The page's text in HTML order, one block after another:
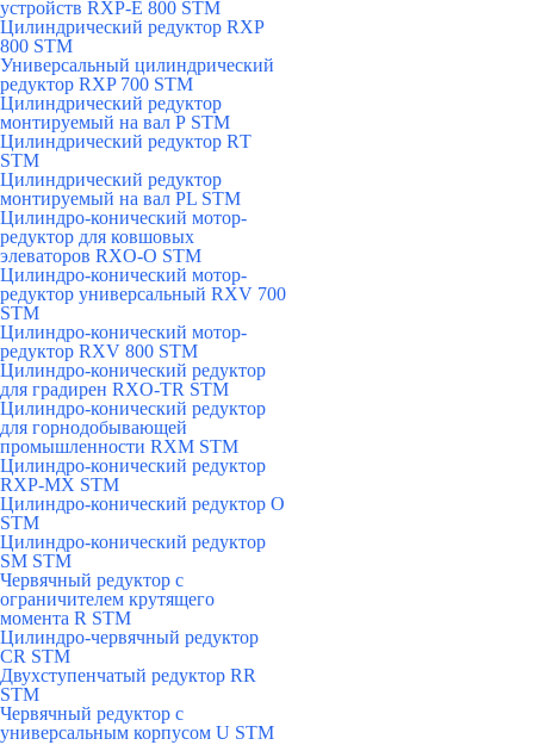
устройств RXP-E 800 STM
Цилиндрический редуктор RXP
800 STM
Универсальный цилиндрический
редуктор RXP 700 STM
Цилиндрический редуктор
монтируемый на вал Р STM
Цилиндрический редуктор RТ
STM
Цилиндрический редуктор
монтируемый на вал РL STM
Цилиндро-конический мотор-
редуктор для ковшовых
элеваторов RXO-O STM
Цилиндро-конический мотор-
редуктор универсальный RXV 700
STM
Цилиндро-конический мотор-
редуктор RXV 800 STM
Цилиндро-конический редуктор
для градирен RXO-TR STM
Цилиндро-конический редуктор
для горнодобывающей
промышленности RXМ STM
Цилиндро-конический редуктор
RXP-MX STM
Цилиндро-конический редуктор О
STM
Цилиндро-конический редуктор
SM STM
Червячный редуктор с
ограничителем крутящего
момента R STM
Цилиндро-червячный редуктор
СR STM
Двухступенчатый редуктор RR
STM
Червячный редуктор с
универсальным корпусом U STM